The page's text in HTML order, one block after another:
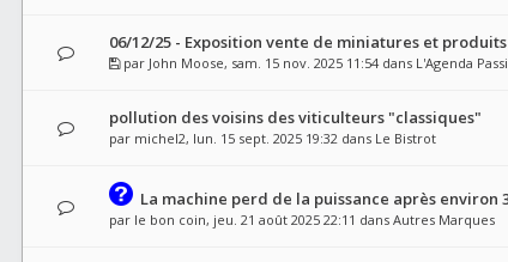
06/12/25 - Exposition vente de miniatures et
par John Moose, sam. 15 nov. 2025 11:54 dans L'Agenda
pollution des voisins des viticulteurs "classiques"
par michel2, lun. 15 sept. 2025 19:32 dans Le Bistrot
La machine perd de la puissance après environ
par le bon coin, jeu. 21 août 2025 22:11 dans Autres Marques